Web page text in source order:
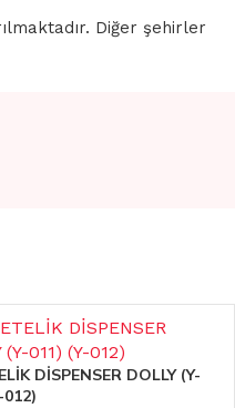
Diğer şehirler
DİSPENSER DOLLY (Y-
012)